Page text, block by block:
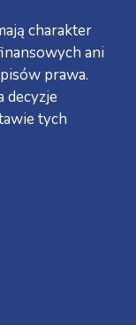
charakter
ani
prawa.
decyzje
tych